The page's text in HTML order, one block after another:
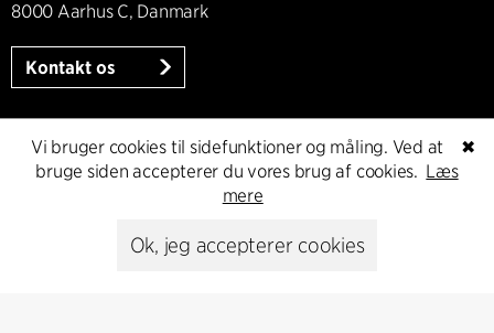
8000 Aarhus C, Danmark
Kontakt os
Presse
Peter Sikker Rasmussen
✖
Vi bruger cookies til sidefunktioner og måling. Ved at
bruge siden accepterer du vores brug af cookies. Læs
mere
Ok, jeg accepterer cookies